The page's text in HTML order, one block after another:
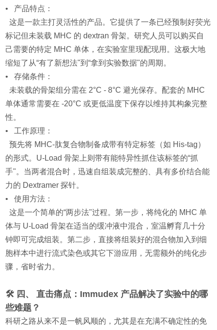
• 产品特点：
这是一款主打灵活性的产品。它提供了一条已经预制好荧光
标记但未装载 MHC 的 dextran 骨架。研究人员可以购买自
己需要的特定 MHC 单体，在实验室里现配现用。这极大地
缩短了从“有了新想法"到“拿到实验数据"的周期。
• 存储条件：
未装载的骨架组分需在 2°C - 8°C 避光保存。配套的 MHC
单体通常需要在 -20°C 或更低温度下保存以维持其构象完整
性。
• 工作原理：
预先将 MHC-肽复合物制备成带有特定标签（如 His-tag）
的形式。U-Load 骨架上则带有能特异性抓住该标签的“抓
手"。当两者混合时，迅速自组装成完整的、具有多价结合能
力的 Dextramer 探针。
• 使用方法：
这是一个简单的“两步法"过程。第一步，将纯化的 MHC 单
体与 U-Load 骨架在适当的缓冲液中混合，室温孵育几十分
钟即可完成组装。第二步，直接将组装好的混合物加入到细
胞样本中进行流式染色或其它下游应用，无需额外的纯化步
骤，省时省力。
🛠️ 四、 直击痛点：Immudex 产品解决了实验中的哪
些难题？
科研之路从来不是一帆风顺的，尤其是在充满不确定性的免